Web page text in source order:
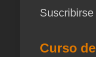
Suscribirse
Curso